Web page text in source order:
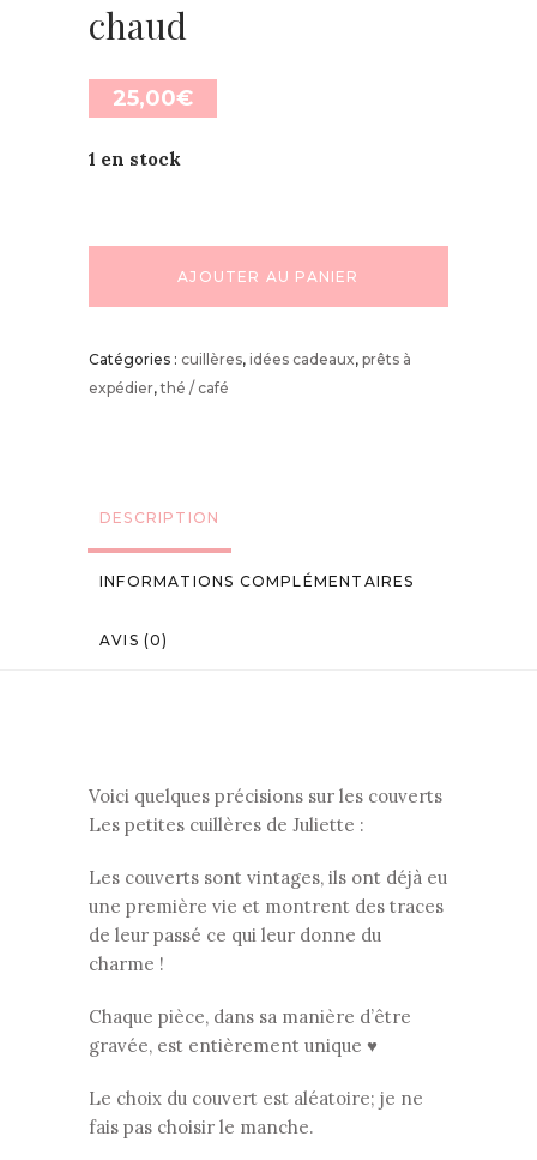
chaud
25,00€
1 en stock
AJOUTER AU PANIER
Catégories : cuillères, idées cadeaux, prêts à
expédier,thé / café
DESCRIPTION
INFORMATIONS COMPLÉMENTAIRES
AVIS (0)
Voici quelques précisions sur les couverts
Les petites cuillères de Juliette :
Les couverts sont vintages, ils ont déjà eu
une première vie et montrent des traces
de leur passé ce qui leur donne du
charme !
Chaque pièce, dans sa manière d’être
gravée, est entièrement unique ♥
Le choix du couvert est aléatoire; je ne
fais pas choisir le manche.